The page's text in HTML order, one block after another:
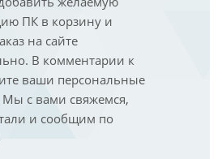
ПК в корзину и
на сайте
В комментарии к
ваши персональные
с вами свяжемся,
и сообщим по